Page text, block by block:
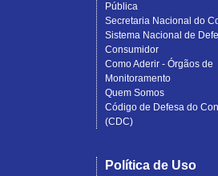
Pública
Secretaria Nacional do
Sistema Nacional de
Consumidor
Como Aderir - Órgãos de
Monitoramento
Quem Somos
Código de Defesa do
(CDC)
Política de Uso